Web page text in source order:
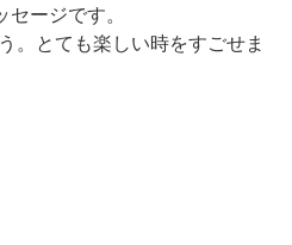
セージです。
。とても楽しい時をすごせま